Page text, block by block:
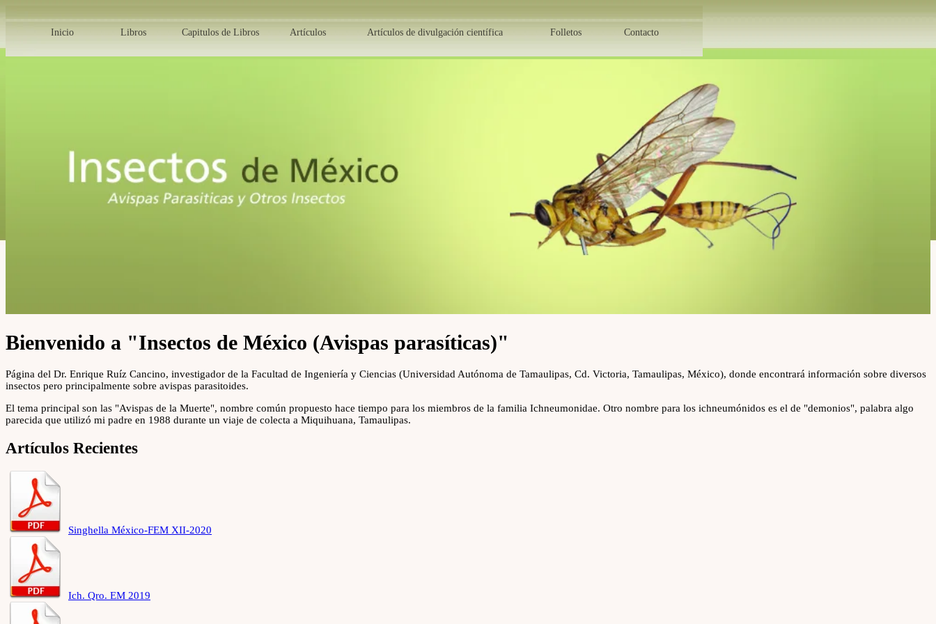
Inicio Libros Capitulos de Libros Artículos Artículos de divulgación científica Folletos Contacto
Bienvenido a "Insectos de México (Avispas parasíticas)"
Página del Dr. Enrique Ruíz Cancino, investigador de la Facultad de Ingeniería y Ciencias (Universidad Autónoma de Tamaulipas, Cd. Victoria, Tamaulipas, México), donde encontrará información sobre diversos
insectos pero principalmente sobre avispas parasitoides.
El tema principal son las "Avispas de la Muerte", nombre común propuesto hace tiempo para los miembros de la familia Ichneumonidae. Otro nombre para los ichneumónidos es el de "demonios", palabra algo
parecida que utilizó mi padre en 1988 durante un viaje de colecta a Miquihuana, Tamaulipas.
Artículos Recientes
Singhella México-FEM XII-2020
Ich. Qro. EM 2019